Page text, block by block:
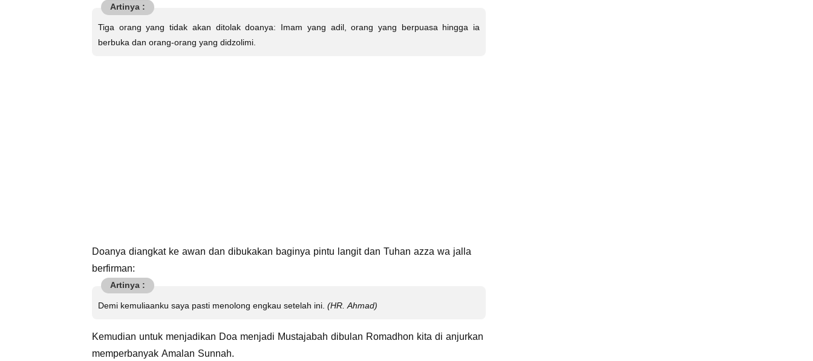
Tiga orang yang tidak akan ditolak doanya: Imam yang adil, orang yang berpuasa hingga ia
berbuka dan orang-orang yang didzolimi.
Doanya diangkat ke awan dan dibukakan baginya pintu langit dan Tuhan azza wa jalla
berfirman:
Demi kemuliaanku saya pasti menolong engkau setelah ini. (HR. Ahmad)
Kemudian untuk menjadikan Doa menjadi Mustajabah dibulan Romadhon kita di anjurkan
memperbanyak Amalan Sunnah.